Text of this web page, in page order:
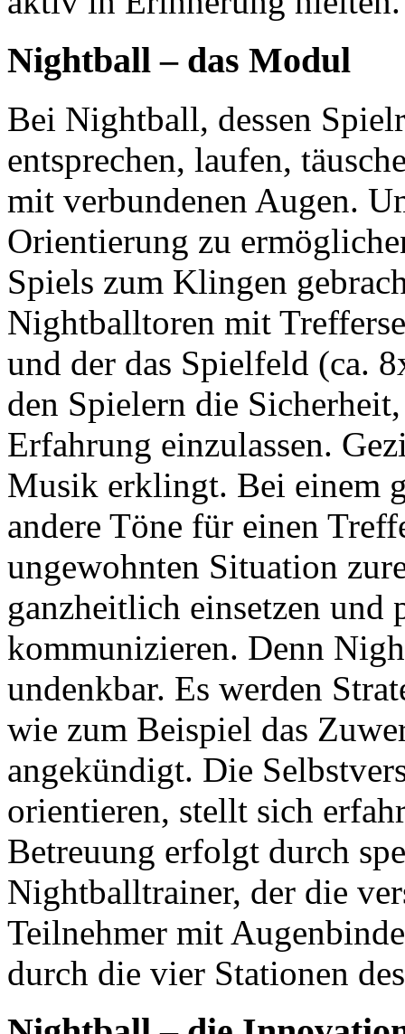
Nightball – das Modul
Bei Nightball, dessen
entsprechen, laufen,
mit verbundenen Augen.
Orientierung zu
Spiels zum Klingen
Nightballtoren mit
und der das Spielfeld (ca.
den Spielern die
Erfahrung einzulassen.
Musik erklingt. Bei einem
andere Töne für einen
ungewohnten Situation
ganzheitlich einsetzen und
kommunizieren. Denn
undenkbar. Es werden
wie zum Beispiel das
angekündigt. Die
orientieren, stellt sich
Betreuung erfolgt durch
Nightballtrainer, der die
Teilnehmer mit
durch die vier Stationen